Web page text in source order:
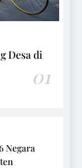
Desa di
01
Negara